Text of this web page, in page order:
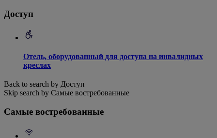
Доступ
Отель, оборудованный для доступа на инвалидных
креслах
Back to search by Доступ
Skip search by Самые востребованные
Самые востребованные